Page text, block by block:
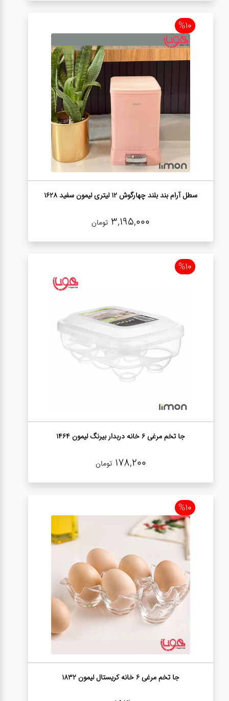
%10
سطل آرام بند بلند چهارگوش 12 لیتری لیمون سفید 1628
3,195,000 تومان
%10
جا تخم مرغی 6 خانه دربدار بیرنگ لیمون 1464
178,200 تومان
%10
جا تخم مرغی 6 خانه کریستال لیمون 1832